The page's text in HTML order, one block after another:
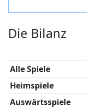
Die Bilanz
Alle Spiele
Heimspiele
Auswärtsspiele